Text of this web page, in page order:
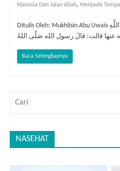
Manusia Dari Jalan Allah, Menjauhi
Ditulis Oleh: Mukhlisin Abu Uwais وَعَنْ أُمِّ الْمُؤْمِنِينَ أُمِّ عَبْدِ اللَّهِ
عنها قالت: قالَ رسول الله صَلّى اللهُ
Baca Selengkapnya
NASEHAT